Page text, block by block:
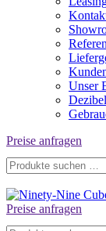
Unser
Preise anfragen
nach:
Preise anfragen